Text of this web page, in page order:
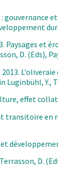
:
Paysages
D. (Eds),
2013.
Luginbühl,
effet
transitoire
et
D.